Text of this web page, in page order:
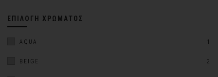
ΕΠΙΛΟΓΉ ΧΡΏΜΑΤΟΣ
AQUA 1
BEIGE 2